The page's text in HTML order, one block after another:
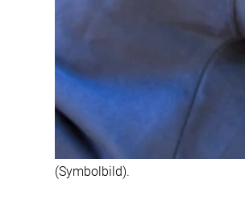
(Symbolbild).